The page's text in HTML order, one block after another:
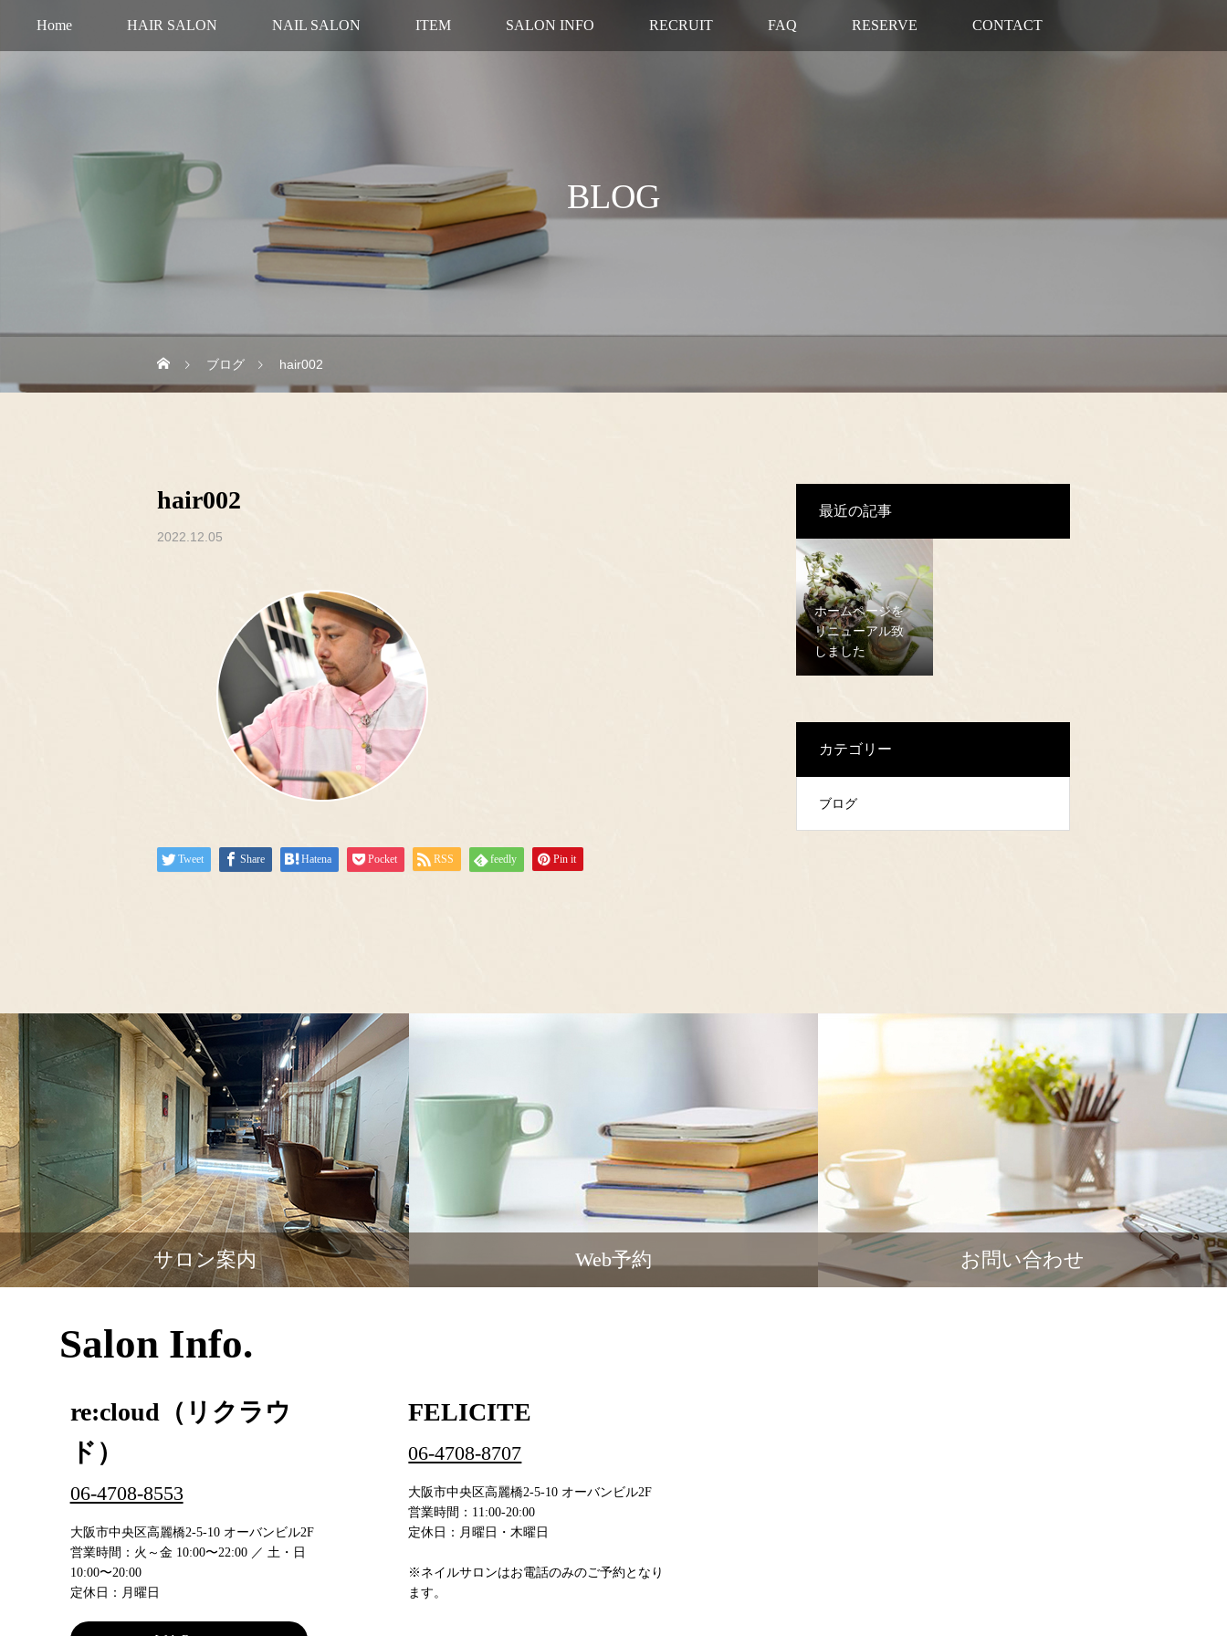
Home HAIR SALON NAIL SALON ITEM SALON INFO RECRUIT FAQ RESERVE CONTACT
BLOG
ブログ hair002
hair002
2022.12.05
Tweet Share Hatena Pocket RSS feedly Pin it
最近の記事
ホームページを
リニューアル致
しました
カテゴリー
ブログ
サロン案内 Web予約 お問い合わせ
Salon Info.
re:cloud（リクラウ
ド）
06-4708-8553
大阪市中央区高麗橋2-5-10 オーバンビル2F
営業時間：火～金 10:00〜22:00 ／ 土・日
10:00〜20:00
定休日：月曜日
FELICITE
06-4708-8707
大阪市中央区高麗橋2-5-10 オーバンビル2F
営業時間：11:00-20:00
定休日：月曜日・木曜日
※ネイルサロンはお電話のみのご予約となり
ます。